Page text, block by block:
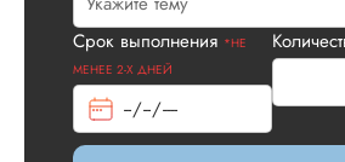
Срок выполнения *НЕ
МЕНЕЕ 2-Х ДНЕЙ